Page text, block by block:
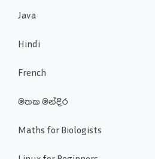
Java
Hindi
French
මතක මන්දිර
Maths for Biologists